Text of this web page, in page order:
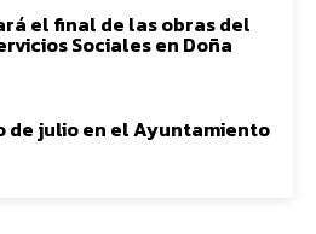
el final de las obras del
Sociales en Doña
de julio en el Ayuntamiento